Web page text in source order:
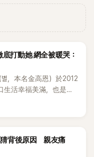
打動她 網全被暖哭：
，本名金高恩）於2012
活幸福美滿，也是韓
公開當年決定嫁給
猜背後原因 親友痛